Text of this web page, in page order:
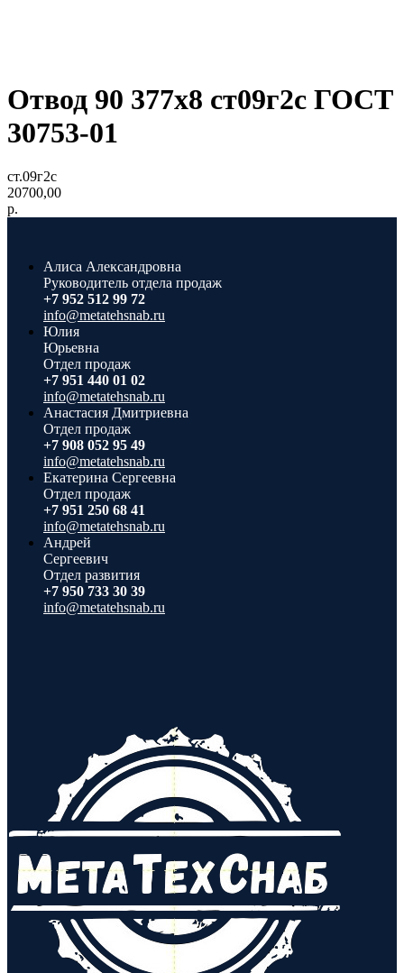
Отвод 90 377x8 ст09г2с ГОСТ
30753-01
ст.09г2с
20700,00
р.
Алиса Александровна
Руководитель отдела продаж
+7 952 512 99 72
info@metatehsnab.ru
Юлия
Юрьевна
Отдел продаж
+7 951 440 01 02
info@metatehsnab.ru
Анастасия Дмитриевна
Отдел продаж
+7 908 052 95 49
info@metatehsnab.ru
Екатерина Сергеевна
Отдел продаж
+7 951 250 68 41
info@metatehsnab.ru
Андрей
Сергеевич
Отдел развития
+7 950 733 30 39
info@metatehsnab.ru